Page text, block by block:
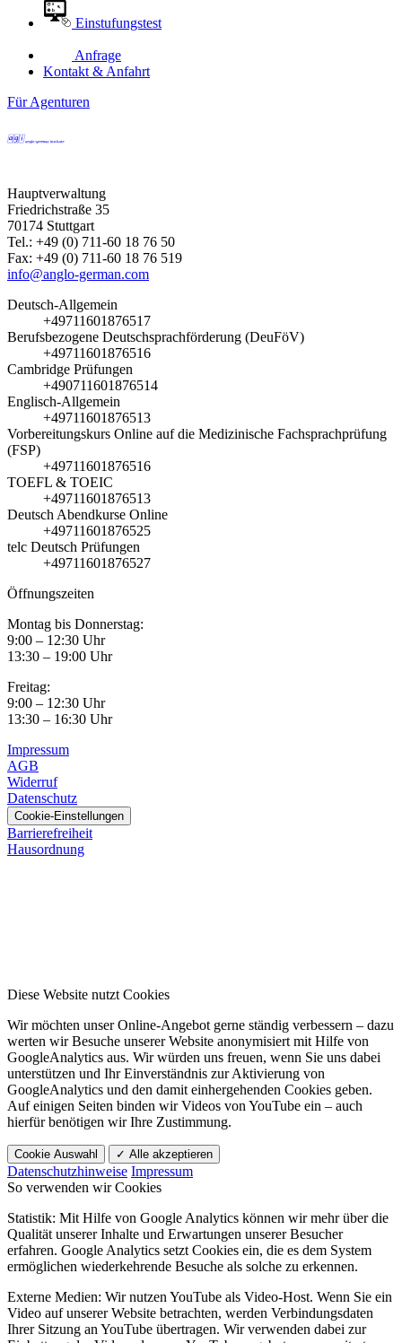
Einstufungstest
Anfrage
Kontakt & Anfahrt
Für Agenturen
Hauptverwaltung
Friedrichstraße 35
70174 Stuttgart
Tel.: +49 (0) 711-60 18 76 50
Fax: +49 (0) 711-60 18 76 519
info@anglo-german.com
Deutsch-Allgemein
+49711601876517
Berufsbezogene Deutschsprachförderung (DeuFöV)
+49711601876516
Cambridge Prüfungen
+490711601876514
Englisch-Allgemein
+49711601876513
Vorbereitungskurs Online auf die Medizinische Fachsprachprüfung
(FSP)
+49711601876516
TOEFL & TOEIC
+49711601876513
Deutsch Abendkurse Online
+49711601876525
telc Deutsch Prüfungen
+49711601876527
Öffnungszeiten
Montag bis Donnerstag:
9:00 – 12:30 Uhr
13:30 – 19:00 Uhr
Freitag:
9:00 – 12:30 Uhr
13:30 – 16:30 Uhr
Impressum
AGB
Widerruf
Datenschutz
Cookie-Einstellungen
Barrierefreiheit
Hausordnung
Diese Website nutzt Cookies
Wir möchten unser Online-Angebot gerne ständig verbessern – dazu
werten wir Besuche unserer Website anonymisiert mit Hilfe von
GoogleAnalytics aus. Wir würden uns freuen, wenn Sie uns dabei
unterstützen und Ihr Einverständnis zur Aktivierung von
GoogleAnalytics und den damit einhergehenden Cookies geben.
Auf einigen Seiten binden wir Videos von YouTube ein – auch
hierfür benötigen wir Ihre Zustimmung.
Cookie Auswahl ✓ Alle akzeptieren
Datenschutzhinweise Impressum
So verwenden wir Cookies
Statistik: Mit Hilfe von Google Analytics können wir mehr über die
Qualität unserer Inhalte und Erwartungen unserer Besucher
erfahren. Google Analytics setzt Cookies ein, die es dem System
ermöglichen wiederkehrende Besuche als solche zu erkennen.
Externe Medien: Wir nutzen YouTube als Video-Host. Wenn Sie ein
Video auf unserer Website betrachten, werden Verbindungsdaten
Ihrer Sitzung an YouTube übertragen. Wir verwenden dabei zur